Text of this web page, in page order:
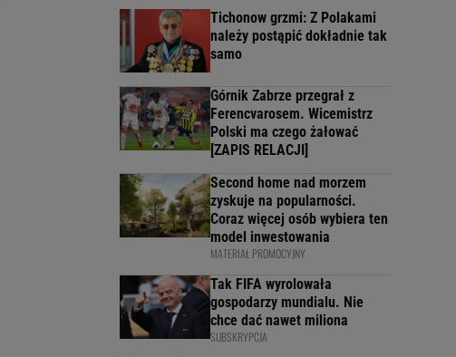
Tichonow grzmi: Z Polakami
należy postąpić dokładnie tak
samo
Górnik Zabrze przegrał z
Ferencvarosem. Wicemistrz
Polski ma czego żałować
[ZAPIS RELACJI]
Second home nad morzem
zyskuje na popularności.
Coraz więcej osób wybiera ten
model inwestowania
MATERIAŁ PROMOCYJNY
Tak FIFA wyrolowała
gospodarzy mundialu. Nie
chce dać nawet miliona
SUBSKRYPCJA